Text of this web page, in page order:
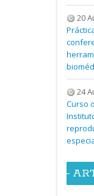
20
24
Curso